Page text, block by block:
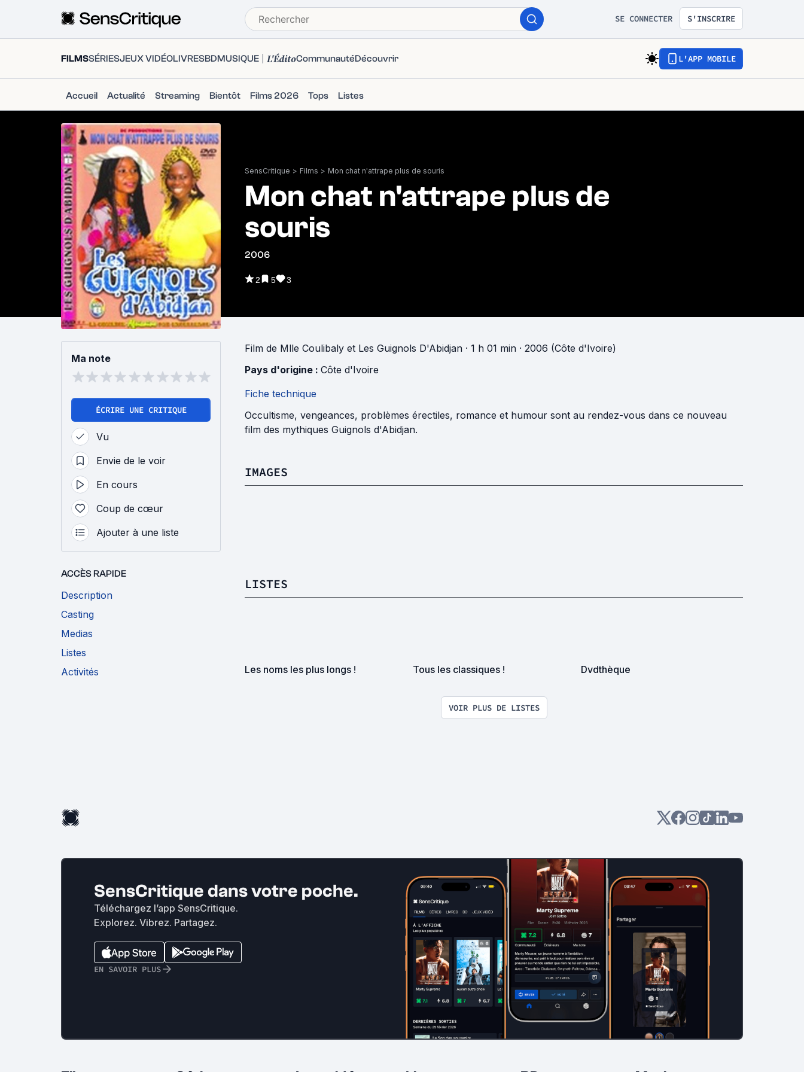
SE CONNECTER S'INSCRIRE
FILMSSÉRIESJEUX VIDÉOLIVRESBDMUSIQUE L'ÉditoCommunautéDécouvrir L'APP MOBILE
Accueil Actualité Streaming Bientôt Films 2026 Tops Listes
SensCritique > Films > Mon chat n'attrape plus de souris
Mon chat n'attrape plus de
souris
2006
2 5 3
Ma note
ÉCRIRE UNE CRITIQUE
Vu
Envie de le voir
En cours
Coup de cœur
Ajouter à une liste
ACCÈS RAPIDE
Description
Casting
Medias
Listes
Activités
Film de Mlle Coulibaly et Les Guignols D'Abidjan · 1 h 01 min · 2006 (Côte d'Ivoire)
Pays d'origine : Côte d'Ivoire
Fiche technique
Occultisme, vengeances, problèmes érectiles, romance et humour sont au rendez-vous dans ce nouveau
film des mythiques Guignols d'Abidjan.
IMAGES
LISTES
Les noms les plus longs ! Tous les classiques ! Dvdthèque
VOIR PLUS DE LISTES
SensCritique dans votre poche.
Téléchargez l’app SensCritique.
Explorez. Vibrez. Partagez.
EN SAVOIR PLUS